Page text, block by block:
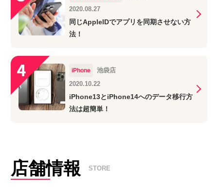
2020.08.27
同じAppleIDでアプリを同期させない方
法！
iPhone
池袋店
2020.10.22
iPhone13とiPhone14へのデータ移行方
法は超簡単！
店舗情報 STORE